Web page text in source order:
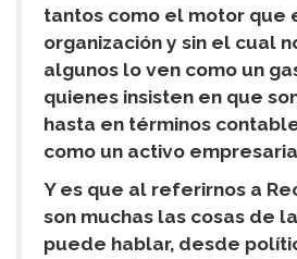
tantos como el motor que
organización y sin el cual
algunos lo ven como un
quienes insisten en que
hasta en términos
como un activo
Y es que al referirnos a
son muchas las cosas de
puede hablar, desde